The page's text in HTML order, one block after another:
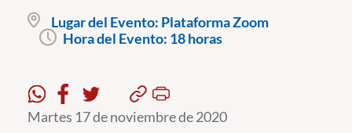
Postgrado
Formación Continua
Estudiantes
Académicos
Lugar del Evento: Plataforma Zoom
Hora del Evento: 18 horas
Martes 17 de noviembre de 2020